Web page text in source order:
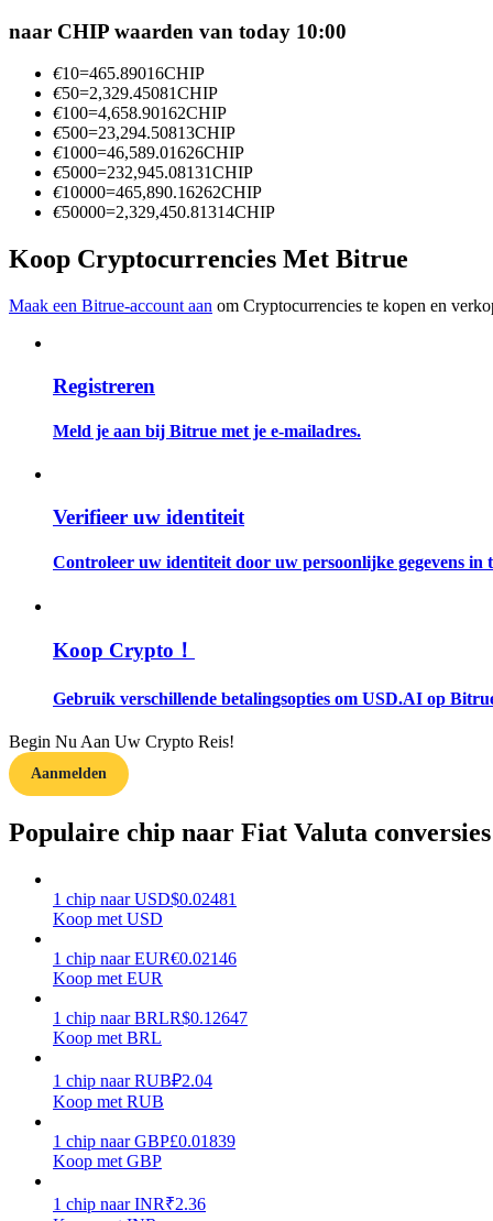
Sluit je aan bij top traders
Word een Copy Trader
Informatie
Big data-analyse inclusief handelsinformatie, enz.
Gids
Handelsstrategieën
Leer hoe u winstgevend kunt blijven
naar CHIP waarden van today 10:00
€10=465.89016CHIP
€50=2,329.45081CHIP
€100=4,658.90162CHIP
€500=23,294.50813CHIP
€1000=46,589.01626CHIP
€5000=232,945.08131CHIP
€10000=465,890.16262CHIP
€50000=2,329,450.81314CHIP
Koop Cryptocurrencies Met Bitrue
Maak een Bitrue-account aan om Cryptocurrencies te kopen en
Registreren
Meld je aan bij Bitrue met je e-mailadres.
Verifieer uw identiteit
Controleer uw identiteit door uw persoonlijke gegevens in
Koop Crypto！
Gebruik verschillende betalingsopties om USD.AI op
Begin Nu Aan Uw Crypto Reis!
Aanmelden
Populaire chip naar Fiat Valuta conversies
1 chip naar USD$0.02481
Koop met USD
1 chip naar EUR€0.02146
Koop met EUR
1 chip naar BRLR$0.12647
Koop met BRL
1 chip naar RUB₽2.04
Koop met RUB
1 chip naar GBP£0.01839
Koop met GBP
1 chip naar INR₹2.36